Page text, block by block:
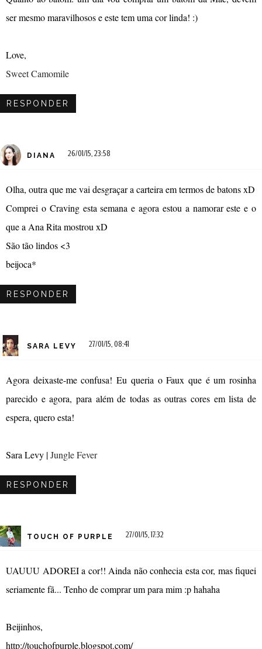
ser mesmo maravilhosos e este tem uma cor linda! :)
Love,
Sweet Camomile
RESPONDER
DIANA 26/01/15, 23:58
Olha, outra que me vai desgraçar a carteira em termos de batons xD
Comprei o Craving esta semana e agora estou a namorar este e o
que a Ana Rita mostrou xD
São tão lindos <3
beijoca*
RESPONDER
SARA LEVY 27/01/15, 08:41
Agora deixaste-me confusa! Eu queria o Faux que é um rosinha
parecido e agora, para além de todas as outras cores em lista de
espera, quero esta!
Sara Levy |Jungle Fever
RESPONDER
TOUCH OF PURPLE 27/01/15, 17:32
UAUUU ADOREI a cor!! Ainda não conhecia esta cor, mas fiquei
seriamente fã... Tenho de comprar um para mim :p hahaha
Beijinhos,
http://touchofpurple.blogspot.com/